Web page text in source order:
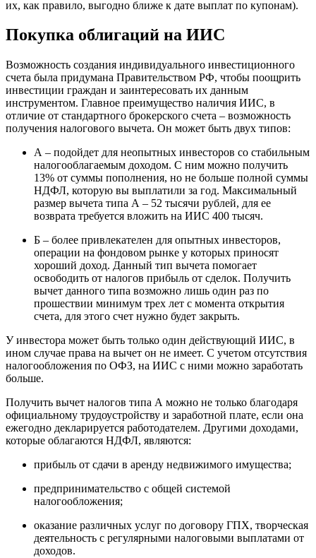
их, как правило, выгодно ближе к дате выплат по купонам).
Покупка облигаций на ИИС
Возможность создания индивидуального инвестиционного
счета была придумана Правительством РФ, чтобы поощрить
инвестиции граждан и заинтересовать их данным
инструментом. Главное преимущество наличия ИИС, в
отличие от стандартного брокерского счета – возможность
получения налогового вычета. Он может быть двух типов:
А – подойдет для неопытных инвесторов со стабильным
налогооблагаемым доходом. С ним можно получить
13% от суммы пополнения, но не больше полной суммы
НДФЛ, которую вы выплатили за год. Максимальный
размер вычета типа А – 52 тысячи рублей, для ее
возврата требуется вложить на ИИС 400 тысяч.
Б – более привлекателен для опытных инвесторов,
операции на фондовом рынке у которых приносят
хороший доход. Данный тип вычета помогает
освободить от налогов прибыль от сделок. Получить
вычет данного типа возможно лишь один раз по
прошествии минимум трех лет с момента открытия
счета, для этого счет нужно будет закрыть.
У инвестора может быть только один действующий ИИС, в
ином случае права на вычет он не имеет. С учетом отсутствия
налогообложения по ОФЗ, на ИИС с ними можно заработать
больше.
Получить вычет налогов типа А можно не только благодаря
официальному трудоустройству и заработной плате, если она
ежегодно декларируется работодателем. Другими доходами,
которые облагаются НДФЛ, являются:
прибыль от сдачи в аренду недвижимого имущества;
предпринимательство с общей системой
налогообложения;
оказание различных услуг по договору ГПХ, творческая
деятельность с регулярными налоговыми выплатами от
доходов.